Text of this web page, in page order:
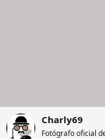
Charly69
Fotógrafo oficial